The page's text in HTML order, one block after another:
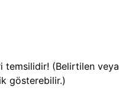
temsilidir! (Belirtilen
gösterebilir.)